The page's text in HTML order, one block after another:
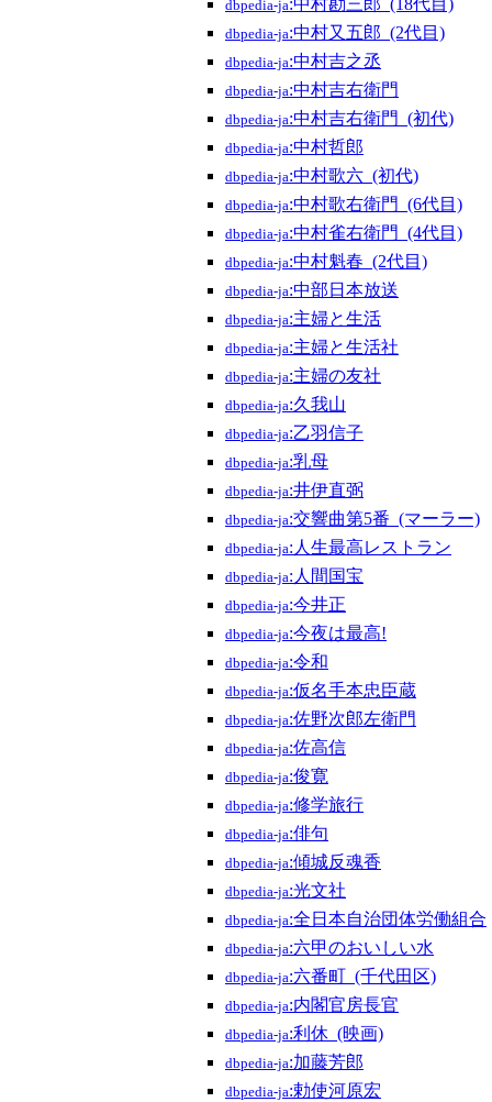
dbpedia-ja:中村勘三郎_(18代目)
dbpedia-ja:中村又五郎_(2代目)
dbpedia-ja:中村吉之丞
dbpedia-ja:中村吉右衛門
dbpedia-ja:中村吉右衛門_(初代)
dbpedia-ja:中村哲郎
dbpedia-ja:中村歌六_(初代)
dbpedia-ja:中村歌右衛門_(6代目)
dbpedia-ja:中村雀右衛門_(4代目)
dbpedia-ja:中村魁春_(2代目)
dbpedia-ja:中部日本放送
dbpedia-ja:主婦と生活
dbpedia-ja:主婦と生活社
dbpedia-ja:主婦の友社
dbpedia-ja:久我山
dbpedia-ja:乙羽信子
dbpedia-ja:乳母
dbpedia-ja:井伊直弼
dbpedia-ja:交響曲第5番_(マーラー)
dbpedia-ja:人生最高レストラン
dbpedia-ja:人間国宝
dbpedia-ja:今井正
dbpedia-ja:今夜は最高!
dbpedia-ja:令和
dbpedia-ja:仮名手本忠臣蔵
dbpedia-ja:佐野次郎左衛門
dbpedia-ja:佐高信
dbpedia-ja:俊寛
dbpedia-ja:修学旅行
dbpedia-ja:俳句
dbpedia-ja:傾城反魂香
dbpedia-ja:光文社
dbpedia-ja:全日本自治団体労働組合
dbpedia-ja:六甲のおいしい水
dbpedia-ja:六番町_(千代田区)
dbpedia-ja:内閣官房長官
dbpedia-ja:利休_(映画)
dbpedia-ja:加藤芳郎
dbpedia-ja:勅使河原宏